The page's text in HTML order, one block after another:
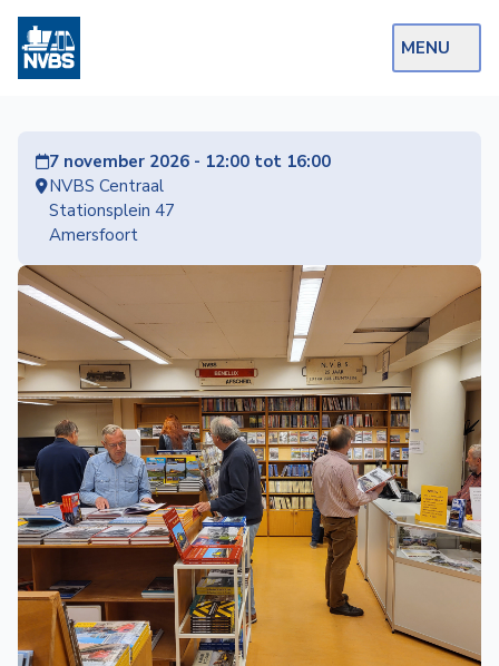
MENU
Op de Rails
NVBS Actueel
Afdelingen
Excursies
Actueel
Ons
aanbod
Over
de
NVBS
Wegwijzer
Mijn
NVBS
7 november 2026 - 12:00 tot 16:00
NVBS Centraal
Stationsplein 47
Amersfoort